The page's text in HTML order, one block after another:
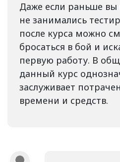
Даже если раньше вы
не занимались
после курса можно
бросаться в бой и
первую работу. В
данный курс
заслуживает
времени и средств.